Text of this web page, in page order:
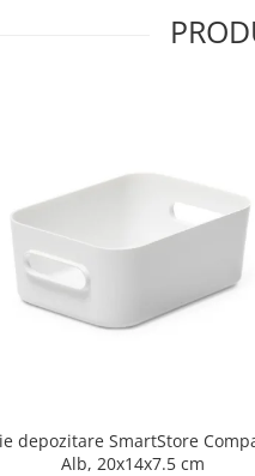
depozitare SmartStore
Alb, 20x14x7.5 cm